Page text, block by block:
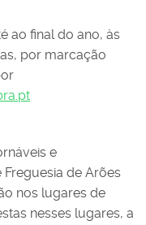
ao final do ano, às
por marcação
e
de Arões
nos lugares de
nesses lugares, a